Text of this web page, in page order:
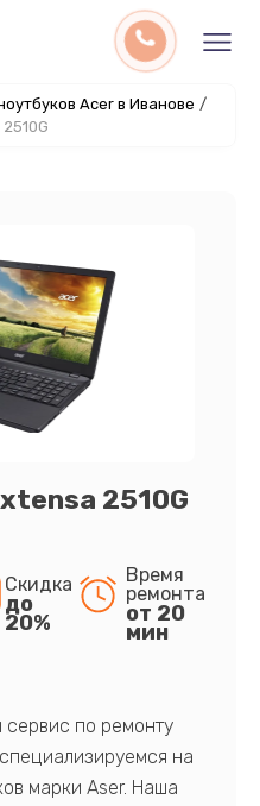
Acer в Иванове /
2510G
Скидка
до
20%
Время
ремонта
от 20
мин
по ремонту
на
марки Aser. Наша